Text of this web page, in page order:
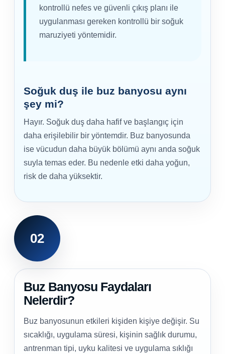
Olimpik Havuz
Yangın Pompası
kontrollü nefes ve güvenli çıkış planı ile
uygulanması gereken kontrollü bir soğuk
maruziyeti yöntemidir.
Soğuk duş ile buz banyosu aynı
şey mi?
Hayır. Soğuk duş daha hafif ve başlangıç için
daha erişilebilir bir yöntemdir. Buz banyosunda
ise vücudun daha büyük bölümü aynı anda soğuk
suyla temas eder. Bu nedenle etki daha yoğun,
risk de daha yüksektir.
02
Buz Banyosu Faydaları
Nelerdir?
Buz banyosunun etkileri kişiden kişiye değişir. Su
sıcaklığı, uygulama süresi, kişinin sağlık durumu,
antrenman tipi, uyku kalitesi ve uygulama sıklığı